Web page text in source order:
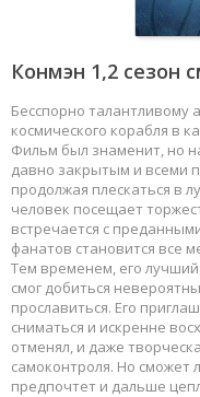
Конмэн 1,2 сезон
Бесспорно талантливому
космического корабля в
Фильм был знаменит, но
давно закрытым и всеми
продолжая плескаться в
человек посещает
встречается с
фанатов становится все
Тем временем, его
смог добиться
прославиться. Его
сниматься и искренне
отменял, и даже
самоконтроля. Но сможет
предпочтет и дальше